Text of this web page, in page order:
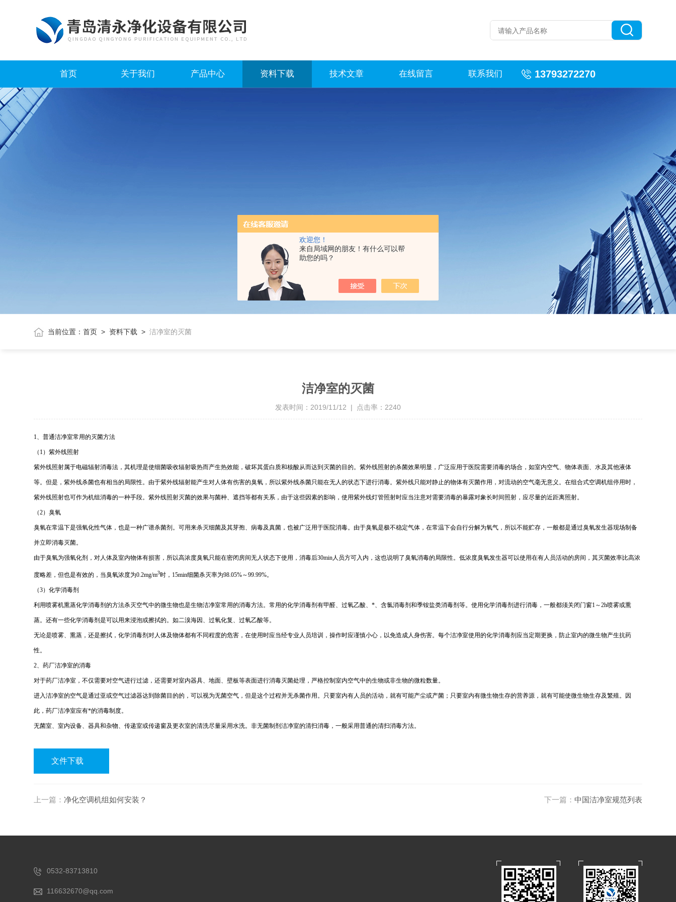
欢迎您！
来自局域网的朋友！有什么可以帮
助您的吗？
首页 关于我们 产品中心 资料下载 技术文章 在线留言 联系我们 13793272270
当前位置：首页 > 资料下载 >洁净室的灭菌
洁净室的灭菌
发表时间：2019/11/12 | 点击率：2240
1、普通洁净室常用的灭菌方法
（1）紫外线照射
紫外线照射属于电磁辐射消毒法，其机理是使细菌吸收辐射吸热而产生热效能，破坏其蛋白质和核酸从而达到灭菌的目的。紫外线照射的杀菌效果明显，广泛应用于医院需要消毒的场合，如室内空气、物体表面、水及其他液体
等。但是，紫外线杀菌也有相当的局限性。由于紫外线辐射能产生对人体有伤害的臭氧，所以紫外线杀菌只能在无人的状态下进行消毒。紫外线只能对静止的物体有灭菌作用，对流动的空气毫无意义。在组合式空调机组停用时，
紫外线照射也可作为机组消毒的一种手段。紫外线照射灭菌的效果与菌种、遮挡等都有关系，由于这些因素的影响，使用紫外线灯管照射时应当注意对需要消毒的暴露对象长时间照射，应尽量的近距离照射。
（2）臭氧
臭氧在常温下是强氧化性气体，也是一种广谱杀菌剂。可用来杀灭细菌及其芽孢、病毒及真菌，也被广泛用于医院消毒。由于臭氧是极不稳定气体，在常温下会自行分解为氧气，所以不能贮存，一般都是通过臭氧发生器现场制备
并立即消毒灭菌。
由于臭氧为强氧化剂，对人体及室内物体有损害，所以高浓度臭氧只能在密闭房间无人状态下使用，消毒后30min人员方可入内，这也说明了臭氧消毒的局限性。低浓度臭氧发生器可以使用在有人员活动的房间，其灭菌效率比高浓
度略差，但也是有效的，当臭氧浓度为0.2mg/m3时，15min细菌杀灭率为98.05%～99.99%。
（3）化学消毒剂
利用喷雾机熏蒸化学消毒剂的方法杀灭空气中的微生物也是生物洁净室常用的消毒方法。常用的化学消毒剂有甲醛、过氧乙酸、*、含氯消毒剂和季铵盐类消毒剂等。使用化学消毒剂进行消毒，一般都须关闭门窗1～2h喷雾或熏
蒸。还有一些化学消毒剂是可以用来浸泡或擦拭的。如二溴海因、过氧化复、过氧乙酸等。
无论是喷雾、熏蒸，还是擦拭，化学消毒剂对人体及物体都有不同程度的危害，在使用时应当经专业人员培训，操作时应谨慎小心，以免造成人身伤害。每个洁净室使用的化学消毒剂应当定期更换，防止室内的微生物产生抗药
性。
2、药厂洁净室的消毒
对于药厂洁净室，不仅需要对空气进行过滤，还需要对室内器具、地面、壁板等表面进行消毒灭菌处理，严格控制室内空气中的生物或非生物的微粒数量。
进入洁净室的空气是通过亚或空气过滤器达到除菌目的的，可以视为无菌空气，但是这个过程并无杀菌作用。只要室内有人员的活动，就有可能产尘或产菌；只要室内有微生物生存的营养源，就有可能使微生物生存及繁殖。因
此，药厂洁净室应有*的消毒制度。
无菌室、室内设备、器具和杂物、传递室或传递窗及更衣室的清洗尽量采用水洗。非无菌制剂洁净室的清扫消毒，一般采用普通的清扫消毒方法。
文件下载
上一篇：净化空调机组如何安装？ 下一篇： 中国洁净室规范列表
0532-83713810
116632670@qq.com